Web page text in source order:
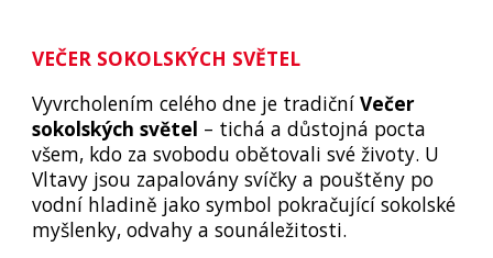
VEČER SOKOLSKÝCH SVĚTEL
Vyvrcholením celého dne je tradičníVečer
sokolských světel – tichá a důstojná pocta
všem, kdo za svobodu obětovali své životy. U
Vltavy jsou zapalovány svíčky a pouštěny po
vodní hladině jako symbol pokračující sokolské
myšlenky, odvahy a sounáležitosti.